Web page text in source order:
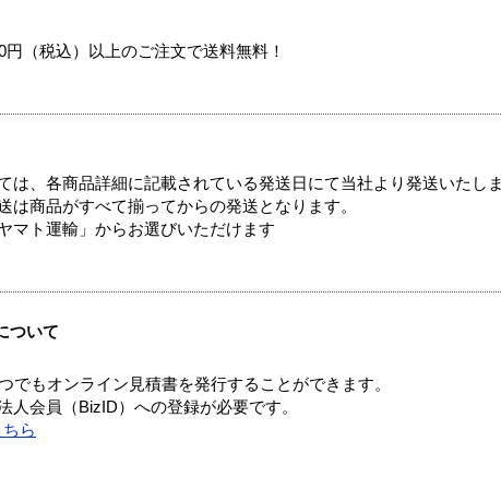
（税込）以上のご注文で送料無料！
は、各商品詳細に記載されている発送日にて当社より発送いたし
は商品がすべて揃ってからの発送となります。
マト運輸」からお選びいただけます
ついて
でもオンライン見積書を発行することができます。
会員（BizID）への登録が必要です。
ら